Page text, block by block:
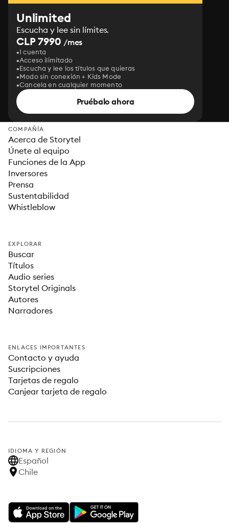
Unlimited
Escucha y lee sin límites.
CLP 7990 /mes
1 cuenta
Acceso ilimitado
Escucha y lee los títulos que quieras
Modo sin conexión + Kids Mode
Cancela en cualquier momento
Pruébalo ahora
COMPAÑÍA
Acerca de Storytel
Únete al equipo
Funciones de la App
Inversores
Prensa
Sustentabilidad
Whistleblow
EXPLORAR
Buscar
Títulos
Audio series
Storytel Originals
Autores
Narradores
ENLACES IMPORTANTES
Contacto y ayuda
Suscripciones
Tarjetas de regalo
Canjear tarjeta de regalo
IDIOMA Y REGIÓN
Español
Chile